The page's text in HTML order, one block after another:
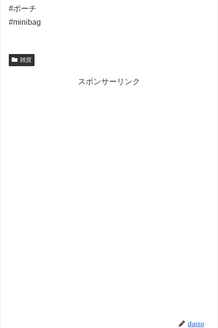
#ポーチ
#minibag
雑貨
スポンサーリンク
daiso